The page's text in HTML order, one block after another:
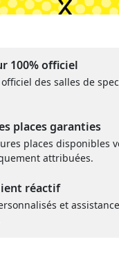
100% officiel
des salles de
places garanties
places disponibles
attribuées.
réactif
et